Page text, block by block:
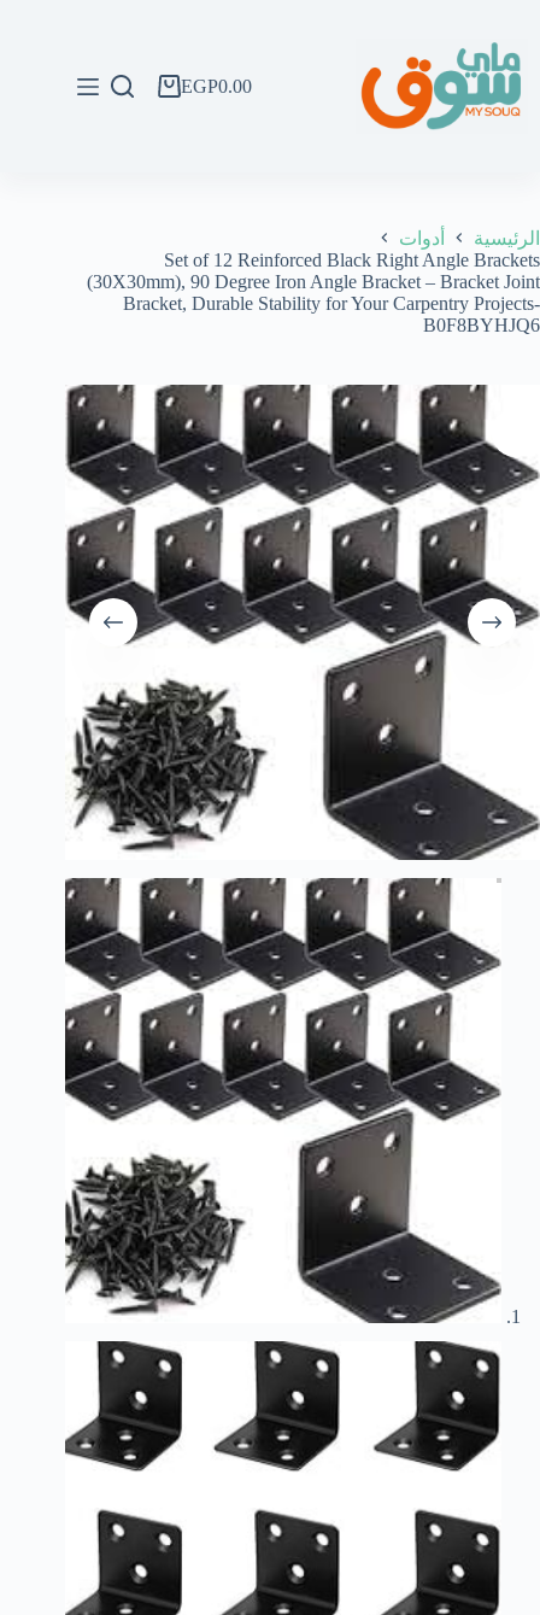
المحتوى
عربةEGP0.00
الرئيسية
أدوات
Set of 12 Reinforced Black Right Angle Brackets
(30X30mm), 90 Degree Iron Angle Bracket – Bracket Joint
Bracket, Durable Stability for Your Carpentry Projects-
B0F8BYHJQ6